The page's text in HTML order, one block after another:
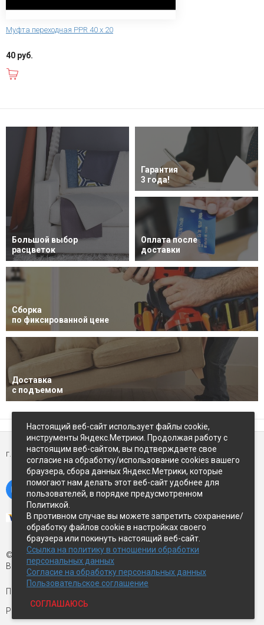
Муфта переходная PPR 40 x 20
40 руб.
Большой выбор
расцветок
Гарантия
3 года!
Оплата после
доставки
Сборка
по фиксированной цене
Доставка
с подъемом
г. Петропавловск-Камчатский,ул Восточное-шоссе, д.5
© Экспострой, 2026 г.
Все права защищены
Письмо директору:
Разработка сайта —
Настоящий веб-сайт использует файлы cookie,
инструменты Яндекс.Метрики. Продолжая работу с
настоящим веб-сайтом, вы подтверждаете свое
согласие на обработку/использование cookies вашего
браузера, сбора данных Яндекс.Метрики, которые
помогают нам делать этот веб-сайт удобнее для
пользователей, в порядке предусмотренном
Политикой.
В противном случае вы можете запретить сохранение/
обработку файлов cookie в настройках своего
браузера или покинуть настоящий веб-сайт.
Ссылка на политику в отношении обработки
персональных данных
Согласие на обработку персональных данных
Пользовательское соглашение
СОГЛАШАЮСЬ